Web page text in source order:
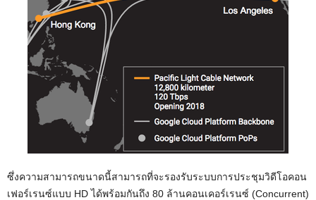
ซึ่งความสามารถขนาดนี้สามารถที่จะรองรับระบบการประชุมวิดีโอคอน
เฟอร์เรนซ์แบบ HD ได้พร้อมกันถึง 80 ล้านคอนเคอร์เรนซ์ (Concurrent)